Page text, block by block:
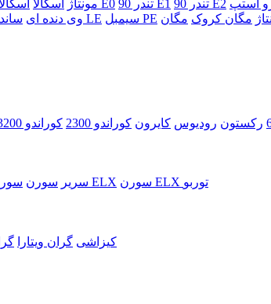
5 مونتاژ اسکالا تندر 90 E0 تندر 90 E1 تندر 90 E2 استپ
وی دنده ای سیمبل LE سیمبل PE مگان کروک مگان
رکستون رودیوس کایرون کوراندو 2300 کوراندو 3200
سریر سورن سورن ELX
سورن ELX توربو
کیزاشی گران ویتارا